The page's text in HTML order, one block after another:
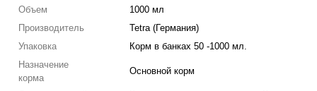
Объем
1000 мл
Производитель
Tetra (Германия)
Упаковка
Корм в банках 50 -1000 мл.
Назначение
корма
Основной корм